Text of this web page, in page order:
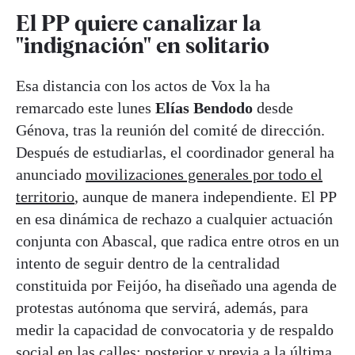
El PP quiere canalizar la
"indignación" en solitario
Esa distancia con los actos de Vox la ha
remarcado este lunes Elías Bendodo desde
Génova, tras la reunión del comité de dirección.
Después de estudiarlas, el coordinador general ha
anunciado movilizaciones generales por todo el
territorio, aunque de manera independiente. El PP
en esa dinámica de rechazo a cualquier actuación
conjunta con Abascal, que radica entre otros en un
intento de seguir dentro de la centralidad
constituida por Feijóo, ha diseñado una agenda de
protestas autónoma que servirá, además, para
medir la capacidad de convocatoria y de respaldo